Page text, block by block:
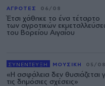
ΑΓΡΟΤΕΣ 06/08
Έτσι χάθηκε το ένα τέταρτο
των αγροτικών
του Βορείου Αιγαίου
ΣΥΝΕΝΤΕΥΞΗ ΜΟΥΣΙΚΗ 05/08
«Η ασφάλεια δεν θυσιάζεται
τις δημόσιες σχέσεις»